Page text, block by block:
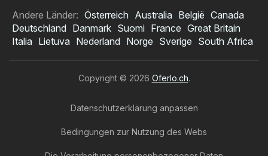
Andere Länder: Österreich Australia België Canada
Deutschland Danmark Suomi France Great Britain
Italia Lietuva Nederland Norge Sverige South Africa
Copyright © 2026 Oferlo.ch.
Datenschutzerklärung anpassen
Bedingungen zur Nutzung des Webs